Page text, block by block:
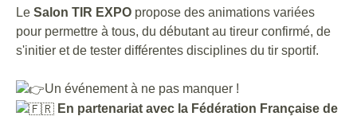
Le Salon TIR EXPO propose des animations variées
pour permettre à tous, du débutant au tireur confirmé, de
s'initier et de tester différentes disciplines du tir sportif.
Un événement à ne pas manquer !
En partenariat avec la Fédération Française de